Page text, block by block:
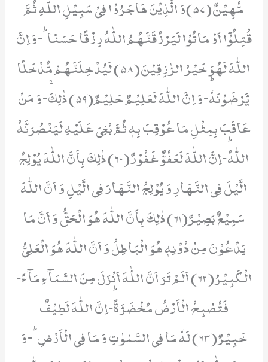
مُّهِیْنٌ(57)وَ الَّذِیْنَ هَاجَرُوْا فِیْ سَبِیْلِ اللّٰهِ ثُمَّ
قُتِلُوْۤا اَوْ مَاتُوْا لَیَرْزُقَنَّهُمُ اللّٰهُ رِزْقًا حَسَنًاؕ-وَ اِنَّ
اللّٰهَ لَهُوَ خَیْرُ الرّٰزِقِیْنَ(58) لَیُدْخِلَنَّهُمْ مُّدْخَلًا
یَّرْضَوْنَهٗؕ-وَ اِنَّ اللّٰهَ لَعَلِیْمٌ حَلِیْمٌ(59) ذٰلِكَۚ-وَ مَنْ
عَاقَبَ بِمِثْلِ مَا عُوْقِبَ بِهٖ ثُمَّ بُغِیَ عَلَیْهِ لَیَنْصُرَنَّهُ
اللّٰهُؕ-اِنَّ اللّٰهَ لَعَفُوٌّ غَفُوْرٌ(60) ذٰلِكَ بِاَنَّ اللّٰهَ یُوْلِجُ
الَّیْلَ فِی النَّهَارِ وَ یُوْلِجُ النَّهَارَ فِی الَّیْلِ وَ اَنَّ اللّٰهَ
سَمِیْعٌۢ بَصِیْرٌ(61) ذٰلِكَ بِاَنَّ اللّٰهَ هُوَ الْحَقُّ وَ اَنَّ مَا
یَدْعُوْنَ مِنْ دُوْنِهٖ هُوَ الْبَاطِلُ وَ اَنَّ اللّٰهَ هُوَ الْعَلِیُّ
الْكَبِیْرُ(62) اَلَمْ تَرَ اَنَّ اللّٰهَ اَنْزَلَ مِنَ السَّمَآءِ مَآءً-
فَتُصْبِحُ الْاَرْضُ مُخْضَرَّةًؕ-اِنَّ اللّٰهَ لَطِیْفٌ
خَبِیْرٌ(63) لَهٗ مَا فِی السَّمٰوٰتِ وَ مَا فِی الْاَرْضِؕ-وَ